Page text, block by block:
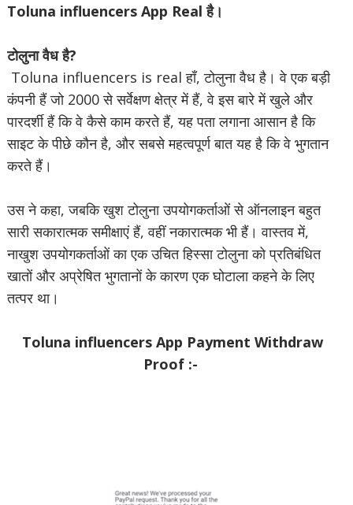
Toluna influencers App Real है।
टोलुना वैध है?
Toluna influencers is real हाँ, टोलुना वैध है। वे एक बड़ी
कंपनी हैं जो 2000 से सर्वेक्षण क्षेत्र में हैं, वे इस बारे में खुले और
पारदर्शी हैं कि वे कैसे काम करते हैं, यह पता लगाना आसान है कि
साइट के पीछे कौन है, और सबसे महत्वपूर्ण बात यह है कि वे भुगतान
करते हैं।
उस ने कहा, जबकि खुश टोलुना उपयोगकर्ताओं से ऑनलाइन बहुत
सारी सकारात्मक समीक्षाएं हैं, वहीं नकारात्मक भी हैं। वास्तव में,
नाखुश उपयोगकर्ताओं का एक उचित हिस्सा टोलुना को प्रतिबंधित
खातों और अप्रेषित भुगतानों के कारण एक घोटाला कहने के लिए
तत्पर था।
Toluna influencers App Payment Withdraw
Proof :-